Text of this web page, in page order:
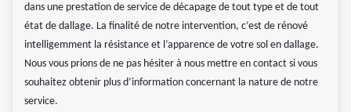
dans une prestation de service de décapage de tout type et de tout
état de dallage. La finalité de notre intervention, c’est de rénové
intelligemment la résistance et l’apparence de votre sol en dallage.
Nous vous prions de ne pas hésiter à nous mettre en contact si vous
souhaitez obtenir plus d’information concernant la nature de notre
service.